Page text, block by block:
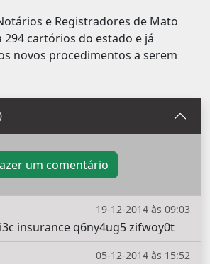
e Registradores de Mato
cartórios do estado e já
novos procedimentos a serem
um comentário
19-12-2014 às 09:03
insurance q6ny4ug5 zifwoy0t
05-12-2014 às 15:52